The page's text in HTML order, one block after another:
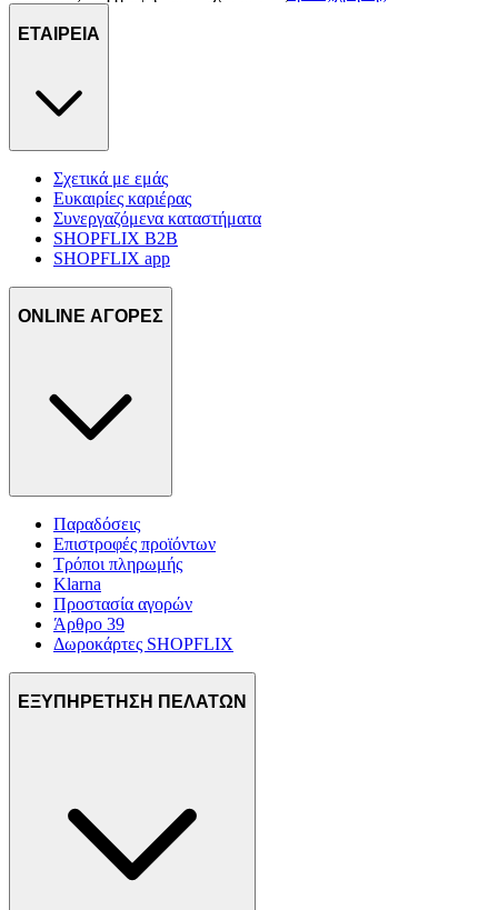
ΕΤΑΙΡΕΙΑ
Σχετικά με εμάς
Ευκαιρίες καριέρας
Συνεργαζόμενα καταστήματα
SHOPFLIX B2B
SHOPFLIX app
ONLINE ΑΓΟΡΕΣ
Παραδόσεις
Επιστροφές προϊόντων
Τρόποι πληρωμής
Klarna
Προστασία αγορών
Άρθρο 39
Δωροκάρτες SHOPFLIX
ΕΞΥΠΗΡΕΤΗΣΗ ΠΕΛΑΤΩΝ